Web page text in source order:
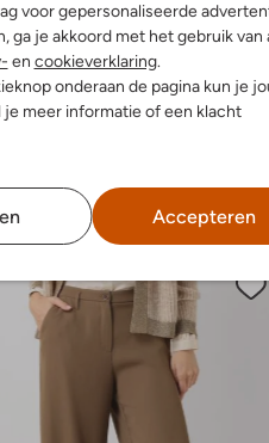
voor gepersonaliseerde
ga je akkoord met het gebruik van
en cookieverklaring.
onderaan de pagina kun je
meer informatie of een klacht
Accepteren